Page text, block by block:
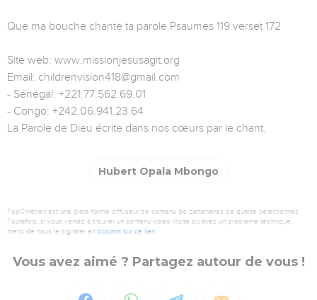
Que ma bouche chante ta parole Psaumes 119 verset 172
Site web: www.missionjesusagit.org
Email: childrenvision418@gmail.com
- Sénégal: +221.77.562.69.01
- Congo: +242.06.941.23.64
La Parole de Dieu écrite dans nos cœurs par le chant.
Hubert Opala Mbongo
TopChrétien est une plate-forme diffuseur de contenu de partenaires de qualité sélectionnés.
Toutefois, si vous veniez à trouver un contenu vidéo illicite ou avec un problème technique,
merci de nous le signaler en cliquant sur ce lien.
Vous avez aimé ? Partagez autour de vous !